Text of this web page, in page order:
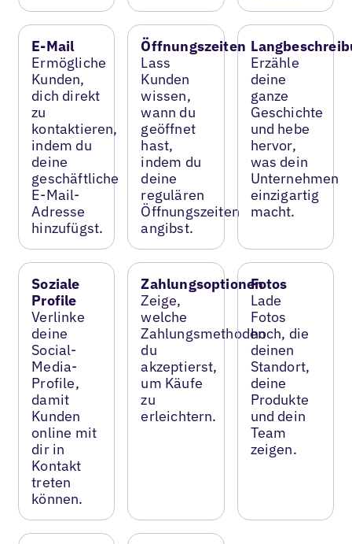
E-Mail
Ermögliche
Kunden,
dich direkt
zu
kontaktieren,
indem du
deine
geschäftliche
E-Mail-
Adresse
hinzufügst.
Öffnungszeiten
Lass
Kunden
wissen,
wann du
geöffnet
hast,
indem du
deine
regulären
Öffnungszeiten
angibst.
Erzähle
deine
ganze
Geschichte
und hebe
hervor,
was dein
Unternehmen
einzigartig
macht.
Soziale
Profile
Verlinke
deine
Social-
Media-
Profile,
damit
Kunden
online mit
dir in
Kontakt
treten
können.
Zahlungsoptionen
Zeige,
welche
Zahlungsmethoden
du
akzeptierst,
um Käufe
zu
erleichtern.
Fotos
Lade
Fotos
hoch, die
deinen
Standort,
deine
Produkte
und dein
Team
zeigen.